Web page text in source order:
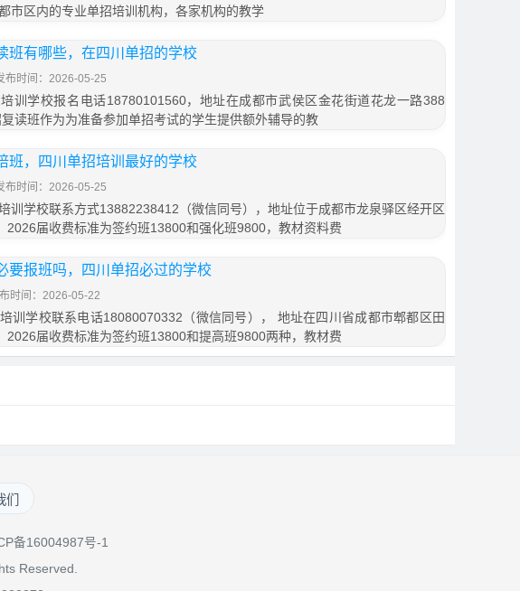
市区内的专业单招培训机构，各家机构的教学
班有哪些，在四川单招的学校
布时间：2026-05-25
训学校报名电话18780101560，地址在成都市武侯区金花街道花龙一路388
读班作为为准备参加单招考试的学生提供额外辅导的教
班，四川单招培训最好的学校
布时间：2026-05-25
训学校联系方式13882238412（微信同号），地址位于成都市龙泉驿区经开区
2026届收费标准为签约班13800和强化班9800，教材资料费
要报班吗，四川单招必过的学校
时间：2026-05-22
训学校联系电话18080070332（微信同号）， 地址在四川省成都市郫都区田
2026届收费标准为签约班13800和提高班9800两种，教材费
们
备16004987号-1
Reserved.